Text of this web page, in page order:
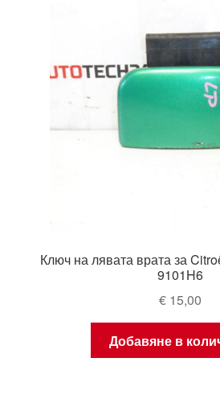
Ключ на лявата врата за
9101H6
€15,00
Добавяне в